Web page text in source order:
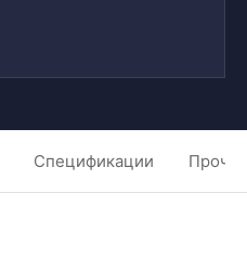
Спецификации